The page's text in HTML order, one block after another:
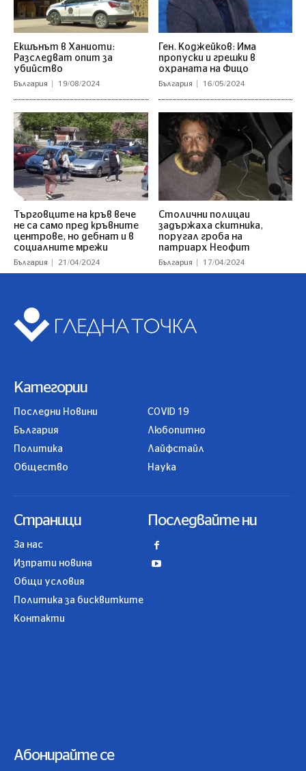
Екшънът в Ханиоти:
Разследват опит за
убийство
България 19/08/2024
Ген. Коджейков: Има
пропуски и грешки в
охраната на Фицо
България 16/05/2024
Търговците на кръв вече
не са само пред кръвните
центрове, но дебнат и в
социалните мрежи
България 21/04/2024
Столични полицаи
задържаха скитника,
поругал гроба на
патриарх Неофит
България 17/04/2024
Категории
Последни Новини
България
Политика
Общество
COVID 19
Любопитно
Лайфстайл
Наука
Страници
За нас
Изпрати новина
Общи условия
Политика за бисквитките
Контакти
Последвайте ни
Абонирайте се